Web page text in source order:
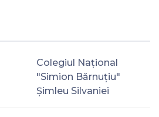
Colegiul Național
"Simion Bărnuțiu"
Șimleu Silvaniei